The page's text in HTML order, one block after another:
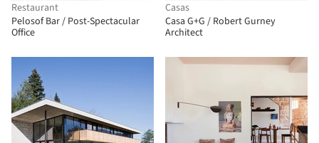
Restaurant
Pelosof Bar / Post-Spectacular
Office
Casas
Casa G+G / Robert Gurney
Architect